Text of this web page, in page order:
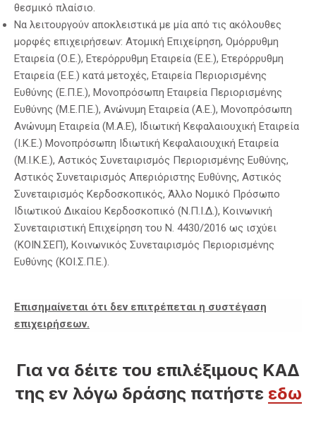
θεσμικό πλαίσιο.
Να λειτουργούν αποκλειστικά με μία από τις ακόλουθες
μορφές επιχειρήσεων: Ατομική Επιχείρηση, Ομόρρυθμη
Εταιρεία (Ο.Ε.), Ετερόρρυθμη Εταιρεία (Ε.Ε.), Ετερόρρυθμη
Εταιρεία (Ε.Ε.) κατά μετοχές, Εταιρεία Περιορισμένης
Ευθύνης (Ε.Π.Ε.), Μονοπρόσωπη Εταιρεία Περιορισμένης
Ευθύνης (Μ.Ε.Π.Ε.), Ανώνυμη Εταιρεία (Α.Ε.), Μονοπρόσωπη
Ανώνυμη Εταιρεία (Μ.Α.Ε), Ιδιωτική Κεφαλαιουχική Εταιρεία
(Ι.Κ.Ε.) Μονοπρόσωπη Ιδιωτική Κεφαλαιουχική Εταιρεία
(Μ.Ι.Κ.Ε.), Αστικός Συνεταιρισμός Περιορισμένης Ευθύνης,
Αστικός Συνεταιρισμός Απεριόριστης Ευθύνης, Αστικός
Συνεταιρισμός Κερδοσκοπικός, Άλλο Νομικό Πρόσωπο
Ιδιωτικού Δικαίου Κερδοσκοπικό (Ν.Π.Ι.Δ.), Κοινωνική
Συνεταιριστική Επιχείρηση του Ν. 4430/2016 ως ισχύει
(ΚΟΙΝ.ΣΕΠ), Κοινωνικός Συνεταιρισμός Περιορισμένης
Ευθύνης (ΚΟΙ.Σ.Π.Ε.).
Επισημαίνεται ότι δεν επιτρέπεται η συστέγαση
επιχειρήσεων.
Για να δέιτε του επιλέξιμους ΚΑΔ
της εν λόγω δράσης πατήστε εδω